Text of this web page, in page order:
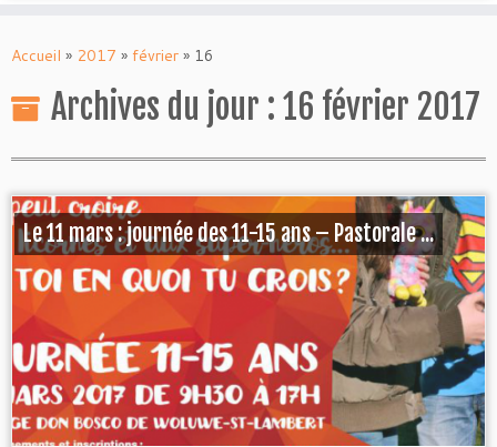
toAccueil » 2017 » février » 16
Archives du jour : 16 février 2017
Le 11 mars : journée des 11-15 ans – Pastorale ...